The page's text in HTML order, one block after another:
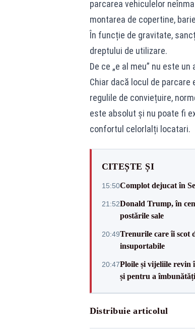
parcarea vehiculelor
montarea de copertine,
În funcție de gravitate,
dreptului de utilizare.
De ce „e al meu” nu este un
Chiar dacă locul de
regulile de conviețuire,
este absolut și nu poate fi
confortul celorlalți locatari.
CITEȘTE ȘI
15:50Complot dejucat în
21:52Donald Trump, în
postările sale
20:49Trenurile care îi scot
insuportabile
20:47Ploile și vijeliile revin
și pentru a
Distribuie articolul